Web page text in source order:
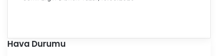
e
k
n
Hava Durumu